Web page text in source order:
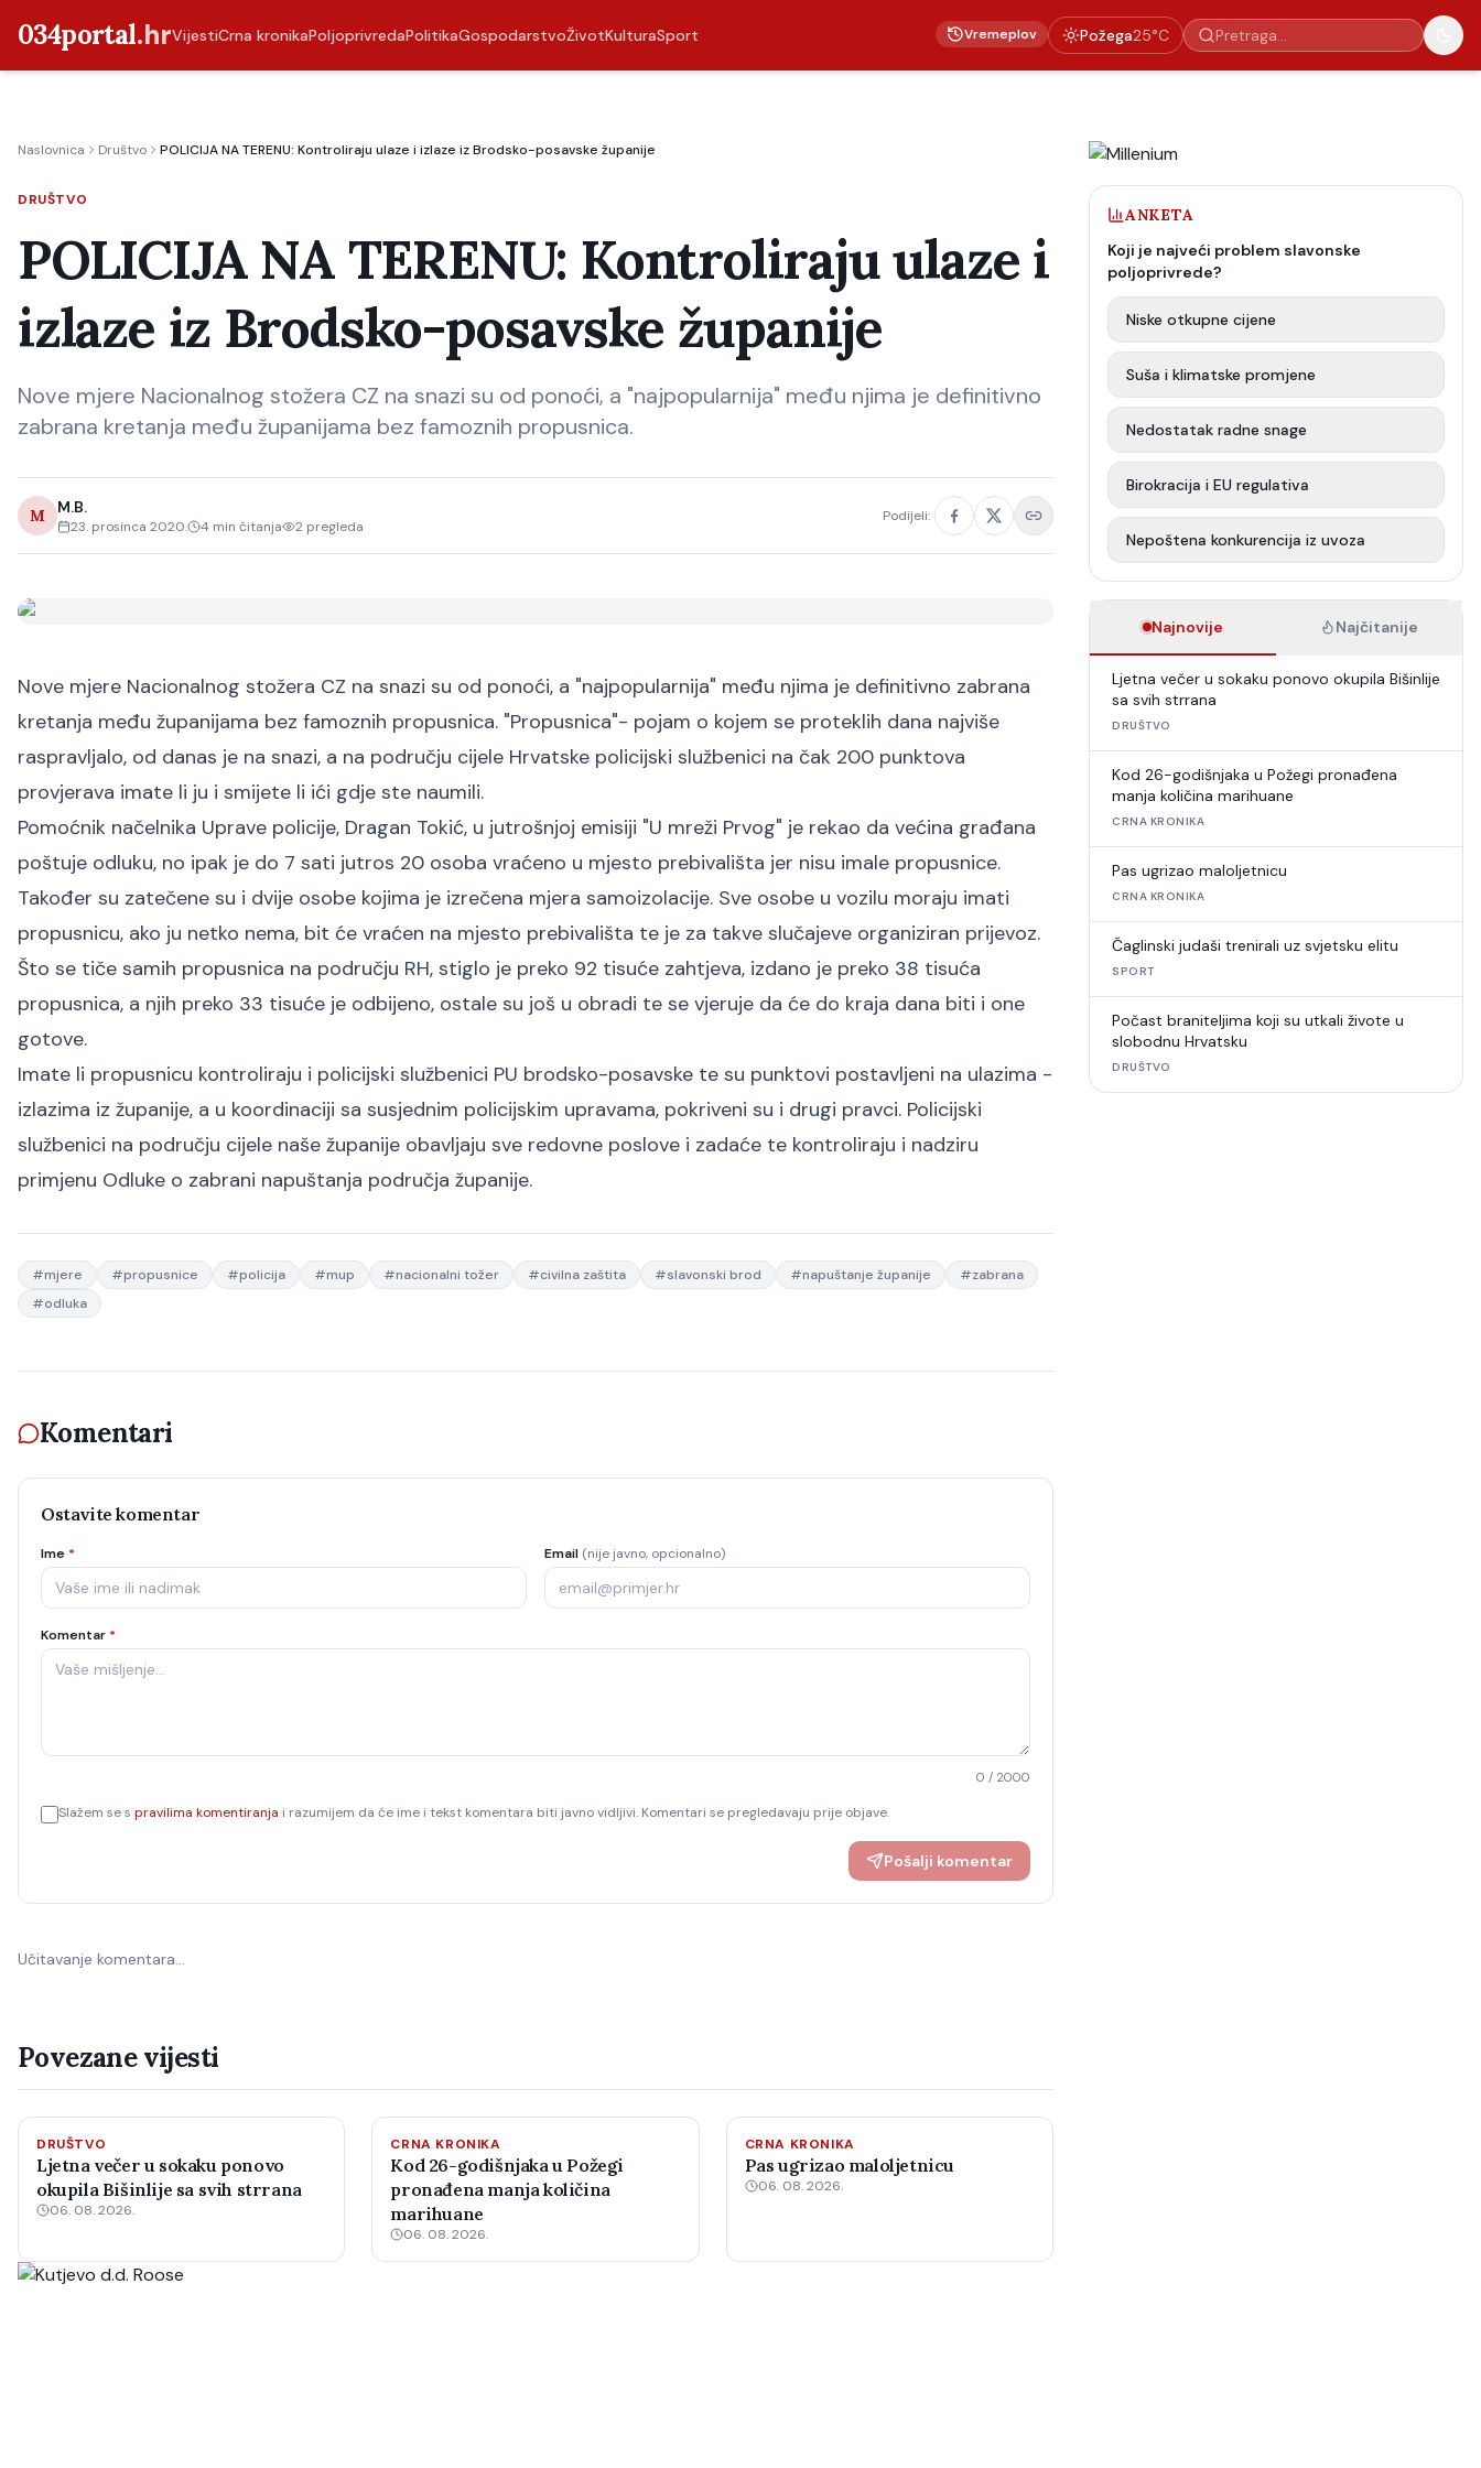
034portal.hrVijestiCrna kronikaPoljoprivredaPolitikaGospodarstvoŽivotKulturaSport Vremeplov Požega25°C
Naslovnica Društvo POLICIJA NA TERENU: Kontroliraju ulaze i izlaze iz Brodsko-posavske županije
DRUŠTVO
POLICIJA NA TERENU: Kontroliraju ulaze i
izlaze iz Brodsko-posavske županije
Nove mjere Nacionalnog stožera CZ na snazi su od ponoći, a "najpopularnija" među njima je definitivno
zabrana kretanja među županijama bez famoznih propusnica.
M M.B.
23. prosinca 2020. 4 min čitanja 2 pregleda
Podijeli:
Nove mjere Nacionalnog stožera CZ na snazi su od ponoći, a "najpopularnija" među njima je definitivno zabrana
kretanja među županijama bez famoznih propusnica. "Propusnica"- pojam o kojem se proteklih dana najviše
raspravljalo, od danas je na snazi, a na području cijele Hrvatske policijski službenici na čak 200 punktova
provjerava imate li ju i smijete li ići gdje ste naumili.
Pomoćnik načelnika Uprave policije, Dragan Tokić, u jutrošnjoj emisiji "U mreži Prvog" je rekao da većina građana
poštuje odluku, no ipak je do 7 sati jutros 20 osoba vraćeno u mjesto prebivališta jer nisu imale propusnice.
Također su zatečene su i dvije osobe kojima je izrečena mjera samoizolacije. Sve osobe u vozilu moraju imati
propusnicu, ako ju netko nema, bit će vraćen na mjesto prebivališta te je za takve slučajeve organiziran prijevoz.
Što se tiče samih propusnica na području RH, stiglo je preko 92 tisuće zahtjeva, izdano je preko 38 tisuća
propusnica, a njih preko 33 tisuće je odbijeno, ostale su još u obradi te se vjeruje da će do kraja dana biti i one
gotove.
Imate li propusnicu kontroliraju i policijski službenici PU brodsko-posavske te su punktovi postavljeni na ulazima -
izlazima iz županije, a u koordinaciji sa susjednim policijskim upravama, pokriveni su i drugi pravci. Policijski
službenici na području cijele naše županije obavljaju sve redovne poslove i zadaće te kontroliraju i nadziru
primjenu Odluke o zabrani napuštanja područja županije.
#mjere #propusnice #policija #mup #nacionalni tožer #civilna zaštita #slavonski brod #napuštanje županije #zabrana
#odluka
Komentari
Ostavite komentar
Ime * Email (nije javno, opcionalno)
Komentar *
0 / 2000
Slažem se s pravilima komentiranja i razumijem da će ime i tekst komentara biti javno vidljivi. Komentari se pregledavaju prije objave.
Pošalji komentar
Učitavanje komentara…
Povezane vijesti
DRUŠTVO
Ljetna večer u sokaku ponovo
okupila Bišinlije sa svih strrana
06. 08. 2026.
CRNA KRONIKA
Kod 26-godišnjaka u Požegi
pronađena manja količina
marihuane
06. 08. 2026.
CRNA KRONIKA
Pas ugrizao maloljetnicu
06. 08. 2026.
ANKETA
Koji je najveći problem slavonske
poljoprivrede?
Niske otkupne cijene
Suša i klimatske promjene
Nedostatak radne snage
Birokracija i EU regulativa
Nepoštena konkurencija iz uvoza
Najnovije Najčitanije
Ljetna večer u sokaku ponovo okupila Bišinlije
sa svih strrana
DRUŠTVO
Kod 26-godišnjaka u Požegi pronađena
manja količina marihuane
CRNA KRONIKA
Pas ugrizao maloljetnicu
CRNA KRONIKA
Čaglinski judaši trenirali uz svjetsku elitu
SPORT
Počast braniteljima koji su utkali živote u
slobodnu Hrvatsku
DRUŠTVO